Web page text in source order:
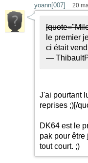
yoann[007] 20
le premier
ci était
—
J'ai pourtant
reprises ;)[/
DK64 est le
pak pour
tout court. ;)